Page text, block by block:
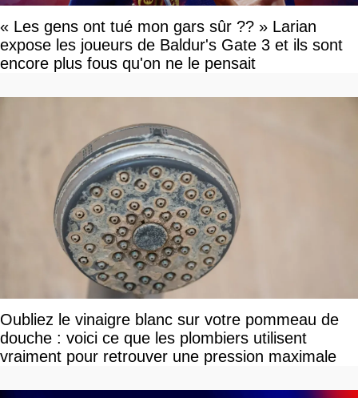
« Les gens ont tué mon gars sûr ?? » Larian
expose les joueurs de Baldur's Gate 3 et ils sont
encore plus fous qu'on ne le pensait
Oubliez le vinaigre blanc sur votre pommeau de
douche : voici ce que les plombiers utilisent
vraiment pour retrouver une pression maximale